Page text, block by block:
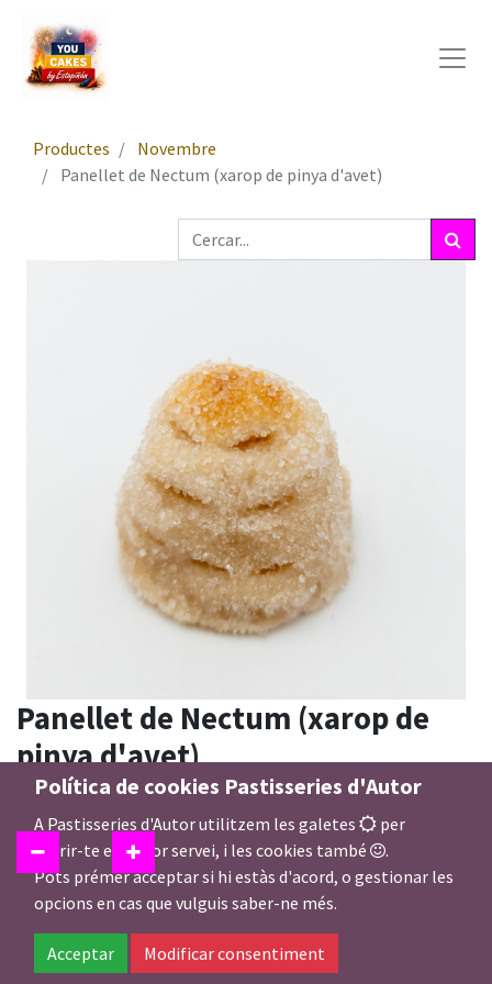
Productes
Novembre
Panellet de Nectum (xarop de pinya d'avet)
Panellet de Nectum (xarop de
pinya d'avet)
Afegir a la Cistella
En estoc
Política de cookies Pastisseries d'Autor
A Pastisseries d'Autor utilitzem les galetes
per
oferir-te el millor servei, i les cookies també
.
Pots prémer acceptar si hi estàs d'acord, o gestionar les
opcions en cas que vulguis saber-ne més.
Acceptar Modificar consentiment